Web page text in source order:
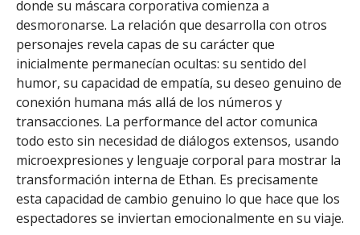
donde su máscara corporativa comienza a
desmoronarse. La relación que desarrolla con otros
personajes revela capas de su carácter que
inicialmente permanecían ocultas: su sentido del
humor, su capacidad de empatía, su deseo genuino de
conexión humana más allá de los números y
transacciones. La performance del actor comunica
todo esto sin necesidad de diálogos extensos, usando
microexpresiones y lenguaje corporal para mostrar la
transformación interna de Ethan. Es precisamente
esta capacidad de cambio genuino lo que hace que los
espectadores se inviertan emocionalmente en su viaje.